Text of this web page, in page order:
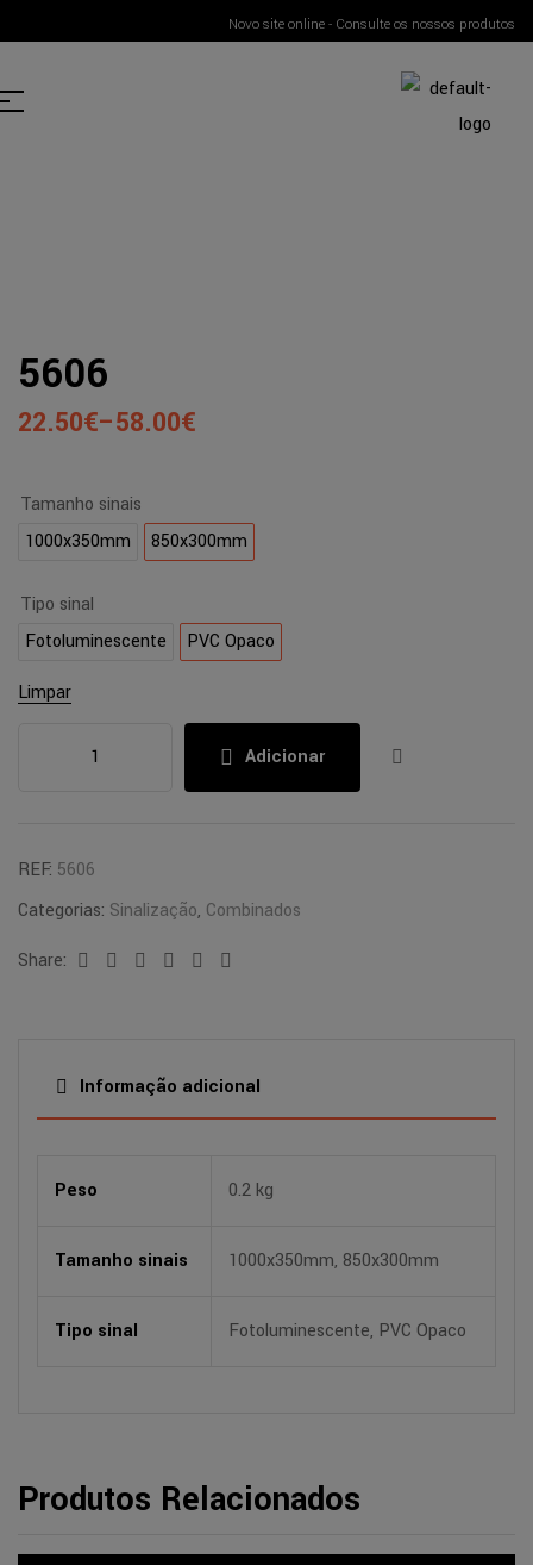
Novo site online - Consulte os nossos produtos
5606
22.50€–58.00€
Tamanho sinais
1000x350mm
850x300mm
Tipo sinal
Fotoluminescente
PVC Opaco
Limpar
Adicionar
REF: 5606
Categorias: Sinalização, Combinados
Share:
Facebook
TwitterLinkedinGoogle+Pinterest
Informação adicional
Peso 0.2 kg
Tamanho sinais 1000x350mm, 850x300mm
Tipo sinal Fotoluminescente, PVC Opaco
Produtos Relacionados